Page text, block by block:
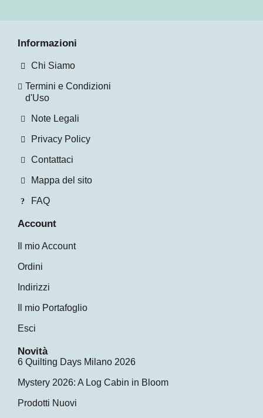
Informazioni
Chi Siamo
Termini e Condizioni
d'Uso
Note Legali
Privacy Policy
Contattaci
Mappa del sito
FAQ
Account
Il mio Account
Ordini
Indirizzi
Il mio Portafoglio
Esci
Novità
6 Quilting Days Milano 2026
Mystery 2026: A Log Cabin in Bloom
Prodotti Nuovi